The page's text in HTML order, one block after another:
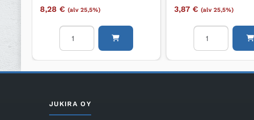
8,28€ (alv 25,5%)
Salaojaliitosputki
UPONOR
SML
määrä
3,87€ (alv 25,5%)
Liitosholkki
UPONOR
SMH
määrä
JUKIRA OY